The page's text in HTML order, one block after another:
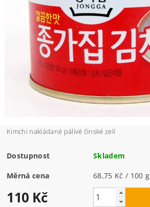
Kimchi nakládané pálivé činské zelí
Dostupnost Skladem
Měrná cena 68,75 Kč / 100 g
110 Kč